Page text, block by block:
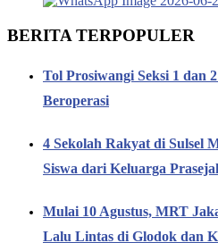
BERITA TERPOPULER
Tol Prosiwangi Seksi 1 dan
Beroperasi
4 Sekolah Rakyat di Sulsel
Siswa dari Keluarga
Mulai 10 Agustus, MRT
Lalu Lintas di Glodok dan